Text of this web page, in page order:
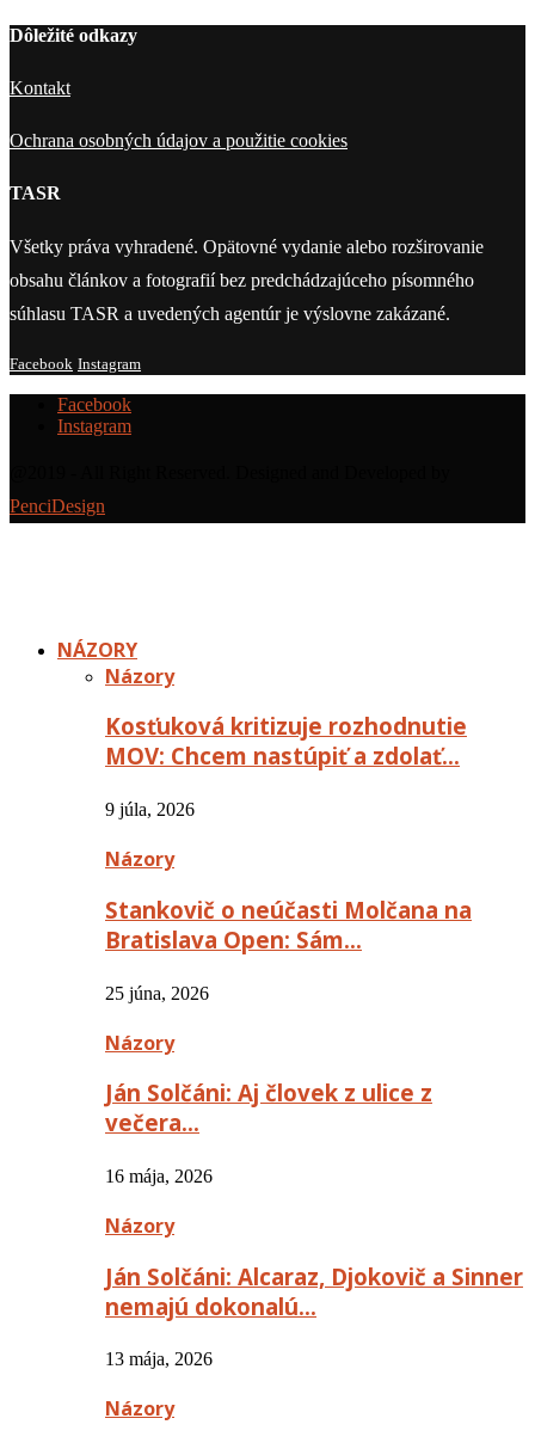
Dôležité odkazy
Kontakt
Ochrana osobných údajov a použitie cookies
TASR
Všetky práva vyhradené. Opätovné vydanie alebo rozširovanie
obsahu článkov a fotografií bez predchádzajúceho písomného
súhlasu TASR a uvedených agentúr je výslovne zakázané.
Facebook Instagram
Facebook
Instagram
PenciDesign
NÁZORY
Názory
Kosťuková kritizuje rozhodnutie
MOV: Chcem nastúpiť a zdolať…
9 júla, 2026
Názory
Stankovič o neúčasti Molčana na
Bratislava Open: Sám…
25 júna, 2026
Názory
Ján Solčáni: Aj človek z ulice z
večera…
16 mája, 2026
Názory
Ján Solčáni: Alcaraz, Djokovič a Sinner
nemajú dokonalú…
13 mája, 2026
Názory